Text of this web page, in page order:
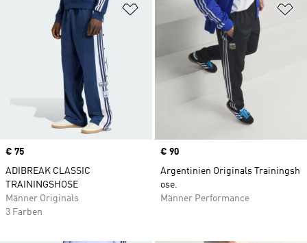
Zur Wunschliste hinzufügen
Price
€ 75
ADIBREAK CLASSIC
TRAININGSHOSE
Männer Originals
3 Farben
Price
€ 90
Argentinien Originals Trainingsh
ose.
Männer Performance